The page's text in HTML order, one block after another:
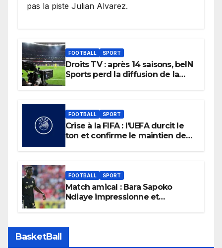
pas la piste Julian Alvarez.
FOOTBALL SPORT
Droits TV : après 14 saisons, beIN
Sports perd la diffusion de la
FOOTBALL SPORT
Crise à la FIFA : l’UEFA durcit le
ton et confirme le maintien de
FOOTBALL SPORT
Match amical : Bara Sapoko
Ndiaye impressionne et
BasketBall